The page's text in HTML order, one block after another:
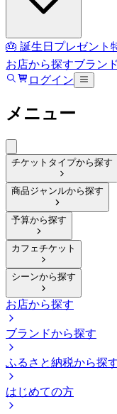
🎂 誕生日プレゼント
お店から探すブラン
ログイン
メニュー
チケットタイプから探す
商品ジャンルから探す
予算から探す
カフェチケット
シーンから探す
お店から探す
ブランドから探す
ふるさと納税から探
はじめての方